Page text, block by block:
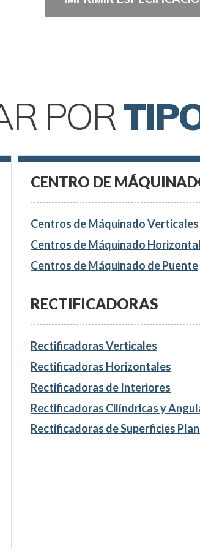
POR
CENTRO DE
Centros de Máquinado Verticales
Centros de Máquinado
Centros de Máquinado de Puente
RECTIFICADORAS
Rectificadoras Verticales
Rectificadoras Horizontales
Rectificadoras de Interiores
Rectificadoras Cilíndricas y
Rectificadoras de Superficies